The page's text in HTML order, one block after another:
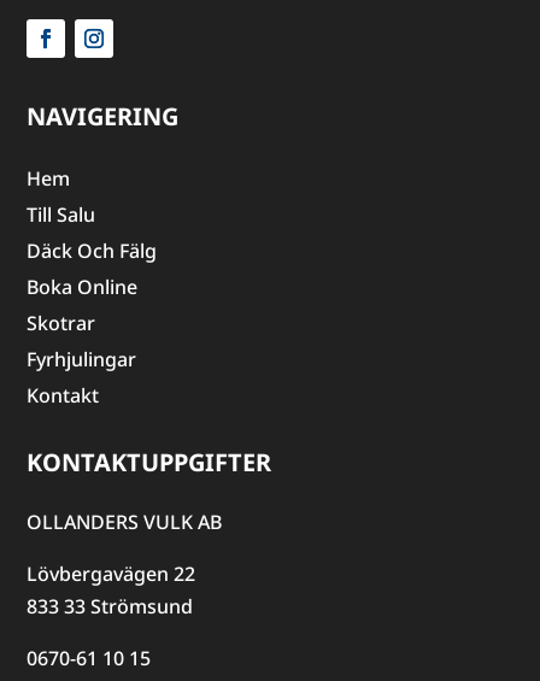
NAVIGERING
Hem
Till Salu
Däck Och Fälg
Boka Online
Skotrar
Fyrhjulingar
Kontakt
KONTAKTUPPGIFTER
OLLANDERS VULK AB
Lövbergavägen 22
833 33 Strömsund
0670-61 10 15